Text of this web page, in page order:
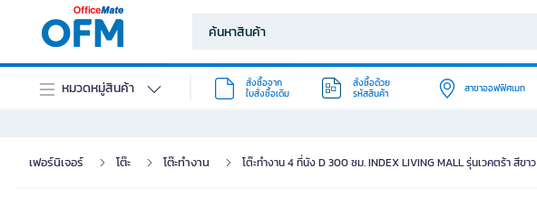
หมวดหมู่สินค้า
สั่งซื้อจาก
ใบสั่งซื้อเดิม
สั่งซื้อด้วย
รหัสสินค้า
สาขาออฟฟิศเมท
เฟอร์นิเจอร์ โต๊ะ โต๊ะทำงาน โต๊ะทำงาน 4 ที่นัง D 300 ซม. INDEX LIVING MALL รุ่นเวคตร้า สีขาว